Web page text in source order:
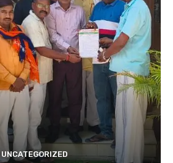
UNCATEGORIZED